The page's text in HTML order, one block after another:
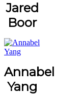
Jared
Boor
Annabel
Yang